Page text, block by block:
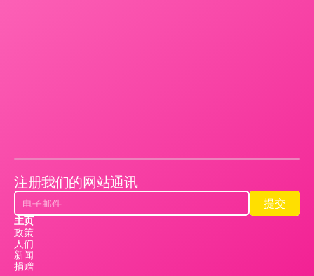
注册我们的网站通讯
提交
提交
主页
政策
人们
新闻
捐赠